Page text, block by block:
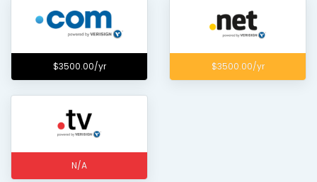
$3500.00/yr $3500.00/yr
N/A